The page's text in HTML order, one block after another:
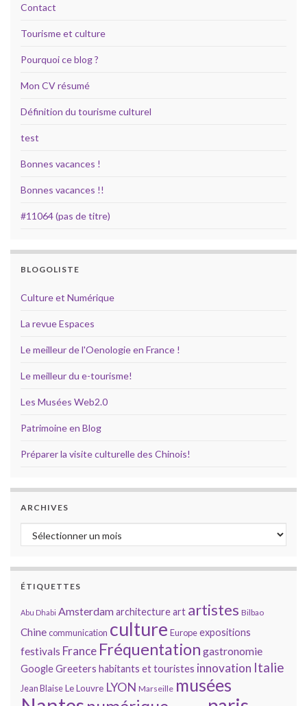
Contact
Tourisme et culture
Pourquoi ce blog ?
Mon CV résumé
Définition du tourisme culturel
test
Bonnes vacances !
Bonnes vacances !!
#11064 (pas de titre)
BLOGOLISTE
Culture et Numérique
La revue Espaces
Le meilleur de l'Oenologie en France !
Le meilleur du e-tourisme!
Les Musées Web2.0
Patrimoine en Blog
Préparer la visite culturelle des Chinois!
ARCHIVES
Archives
ÉTIQUETTES
Abu Dhabi Amsterdamarchitectureart artistes Bilbao
Chinecommunication culture Europeexpositions
festivals France Fréquentation gastronomie
GoogleGreeters habitants et touristes innovation Italie
Jean BlaiseLe Louvre LYON Marseille musées